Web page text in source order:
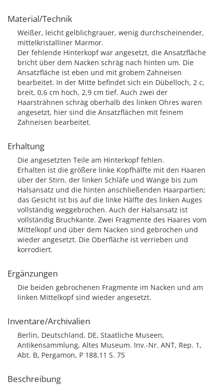
Material/Technik
Weißer, leicht gelblichgrauer, wenig durchscheinender,
mittelkristalliner Marmor.
Der fehlende Hinterkopf war angesetzt, die Ansatzfläche
bricht über dem Nacken schräg nach hinten um. Die
Ansatzfläche ist eben und mit grobem Zahneisen
bearbeitet. In der Mitte befindet sich ein Dübelloch, 2 c,
breit, 0,6 cm hoch, 2,9 cm tief. Auch zwei der
Haarsträhnen schräg oberhalb des linken Ohres waren
angesetzt, hier sind die Ansatzflächen mit feinem
Zahneisen bearbeitet.
Erhaltung
Die angesetzten Teile am Hinterkopf fehlen.
Erhalten ist die größere linke Kopfhälfte mit den Haaren
über der Stirn, der linken Schläfe und Wange bis zum
Halsansatz und die hinten anschließenden Haarpartien;
das Gesicht ist bis auf die linke Hälfte des linken Auges
vollständig weggebrochen. Auch der Halsansatz ist
vollständig Bruchkante. Zwei Fragmente des Haares vom
Mittelkopf und über dem Nacken sind gebrochen und
wieder angesetzt. Die Oberfläche ist verrieben und
korrodiert.
Ergänzungen
Die beiden gebrochenen Fragmente im Nacken und am
linken Mittelkopf sind wieder angesetzt.
Inventare/Archivalien
Berlin, Deutschland, DE, Staatliche Museen,
Antikensammlung, Altes Museum. Inv.-Nr. ANT, Rep. 1,
Abt. B, Pergamon, P 188.11 S. 75
Beschreibung